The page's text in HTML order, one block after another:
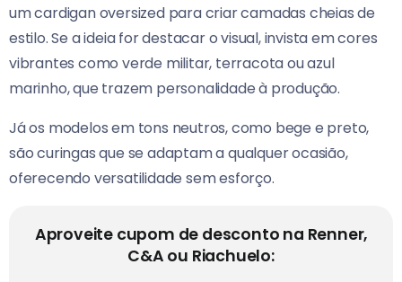
um cardigan oversized para criar camadas cheias de
estilo. Se a ideia for destacar o visual, invista em cores
vibrantes como verde militar, terracota ou azul
marinho, que trazem personalidade à produção.
Já os modelos em tons neutros, como bege e preto,
são curingas que se adaptam a qualquer ocasião,
oferecendo versatilidade sem esforço.
Aproveite cupom de desconto na Renner,
C&A ou Riachuelo: